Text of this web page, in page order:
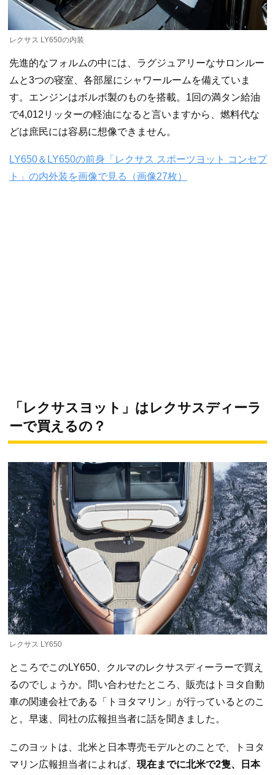
レクサス LY650の内装
先進的なフォルムの中には、ラグジュアリーなサロンルー
ムと3つの寝室、各部屋にシャワールームを備えていま
す。エンジンはボルボ製のものを搭載。1回の満タン給油
で4,012リッターの軽油になると言いますから、燃料代な
どは庶民には容易に想像できません。
LY650＆LY650の前身「レクサス スポーツヨット コンセプ
ト」の内外装を画像で見る（画像27枚）
「レクサスヨット」はレクサスディーラ
ーで買えるの？
レクサス LY650
ところでこのLY650、クルマのレクサスディーラーで買え
るのでしょうか。問い合わせたところ、販売はトヨタ自動
車の関連会社である「トヨタマリン」が行っているとのこ
と。早速、同社の広報担当者に話を聞きました。
このヨットは、北米と日本専売モデルとのことで、トヨタ
マリン広報担当者によれば、 現在までに北米で2隻、日本